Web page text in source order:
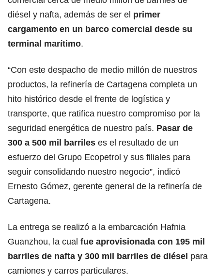
diésel y nafta, además de ser el primer
cargamento en un barco comercial desde su
terminal marítimo.
“Con este despacho de medio millón de nuestros
productos, la refinería de Cartagena completa un
hito histórico desde el frente de logística y
transporte, que ratifica nuestro compromiso por la
seguridad energética de nuestro país. Pasar de
300 a 500 mil barriles es el resultado de un
esfuerzo del Grupo Ecopetrol y sus filiales para
seguir consolidando nuestro negocio”, indicó
Ernesto Gómez, gerente general de la refinería de
Cartagena.
La entrega se realizó a la embarcación Hafnia
Guanzhou, la cual fue aprovisionada con 195 mil
barriles de nafta y 300 mil barriles de diésel para
camiones y carros particulares.